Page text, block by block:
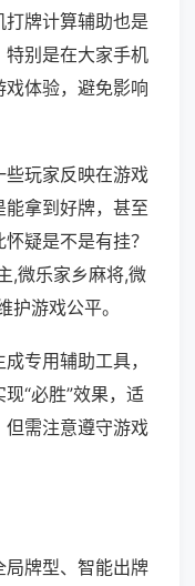
牌计算辅助也是
特别是在大家手机
体验，避免影响
玩家反映在游戏
拿到好牌，甚至
疑是不是有挂？
,微乐家乡麻将,微
游戏公平。
专用辅助工具，
“必胜”效果，适
但需注意遵守游戏
局牌型、智能出牌